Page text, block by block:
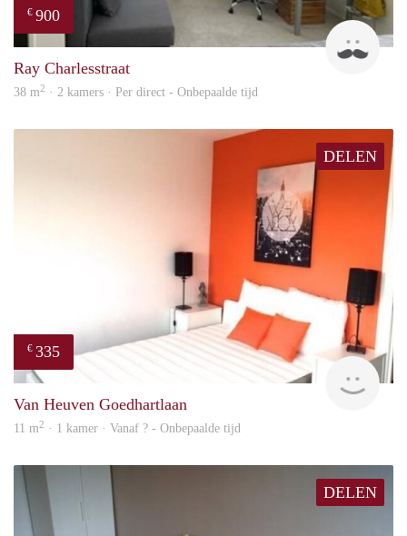
€ 900
Ray Charlesstraat
38 m2 · 2 kamers · Per direct - Onbepaalde tijd
DELEN
€ 335
Van Heuven Goedhartlaan
11 m2 · 1 kamer · Vanaf ? - Onbepaalde tijd
DELEN